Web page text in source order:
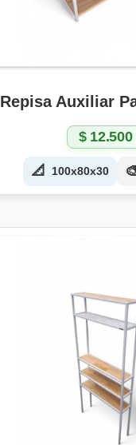
Repisa Auxiliar
📐 100x80x30
$12.500